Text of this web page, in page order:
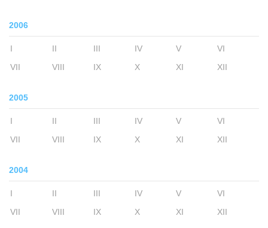
2006
I II III IV V
VI
VII
VIII IX X XI XII
2005
I II III IV V
VI
VII
VIII IX X XI XII
2004
I II III IV V
VI
VII
VIII IX X XI XII